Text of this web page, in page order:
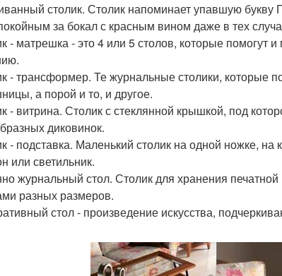
столик. Столик напоминает упавшую букву
за бокал с красным вином даже в тех
- матрешка - это 4 или 5 столов, которые помогут
- трансформер. Те журнальные столики, которые
а порой и то, и другое.
- витрина. Столик с стеклянной крышкой, под
диковинок.
- подставка. Маленький столик на одной ножке,
или светильник.
журнальный стол. Столик для хранения
разных размеров.
стол - произведение искусства,